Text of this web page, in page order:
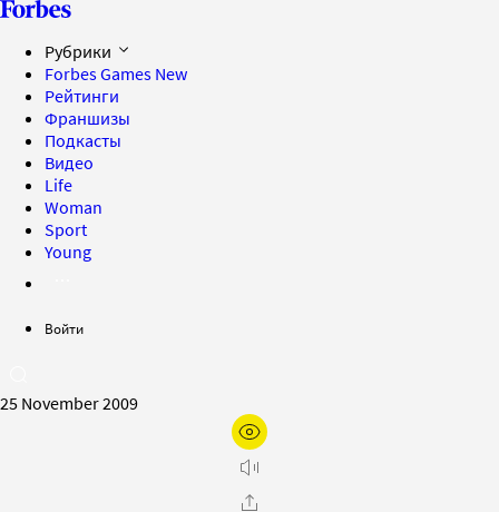
Рубрики
Forbes Games New
Рейтинги
Франшизы
Подкасты
Видео
Life
Woman
Sport
Young
Войти
25 November 2009